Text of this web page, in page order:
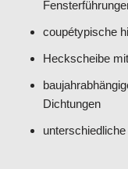
coupétypische
Heckscheibe
Dichtungen